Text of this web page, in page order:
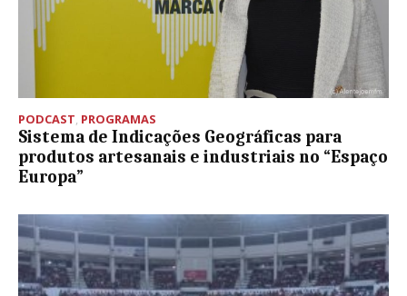
PODCAST, PROGRAMAS
Sistema de Indicações Geográficas para
produtos artesanais e industriais no “Espaço
Europa”